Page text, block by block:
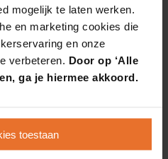
mogelijk te laten werken.
en marketing cookies die
en onze
verbeteren. Door op ‘Alle
ga je hiermee akkoord.
toestaan